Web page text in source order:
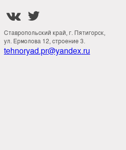
 
Ставропольский край, г. Пятигорск,
ул. Ермолова 12, строение 3.
tehnoryad.pr@yandex.ru